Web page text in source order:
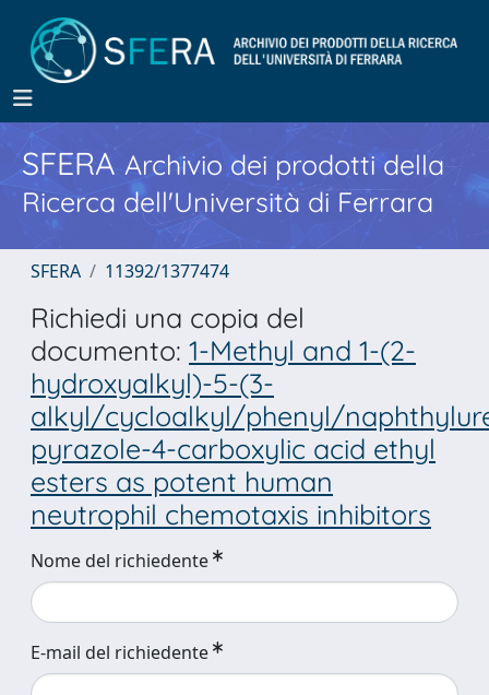
SFERA Archivio dei prodotti della
Ricerca dell'Università di Ferrara
SFERA 11392/1377474
Richiedi una copia del
documento: 1-Methyl and 1-(2-
hydroxyalkyl)-5-(3-
alkyl/cycloalkyl/phenyl/
pyrazole-4-carboxylic acid ethyl
esters as potent human
neutrophil chemotaxis inhibitors
Nome del richiedente
E-mail del richiedente